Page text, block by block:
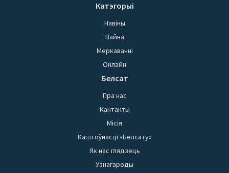
Катэгорыі
Навіны
Вайна
Меркаванні
Онлайн
Белсат
Пра нас
Кантакты
Місія
Каштоўнасці «Белсату»
Як нас глядзець
Узнагароды